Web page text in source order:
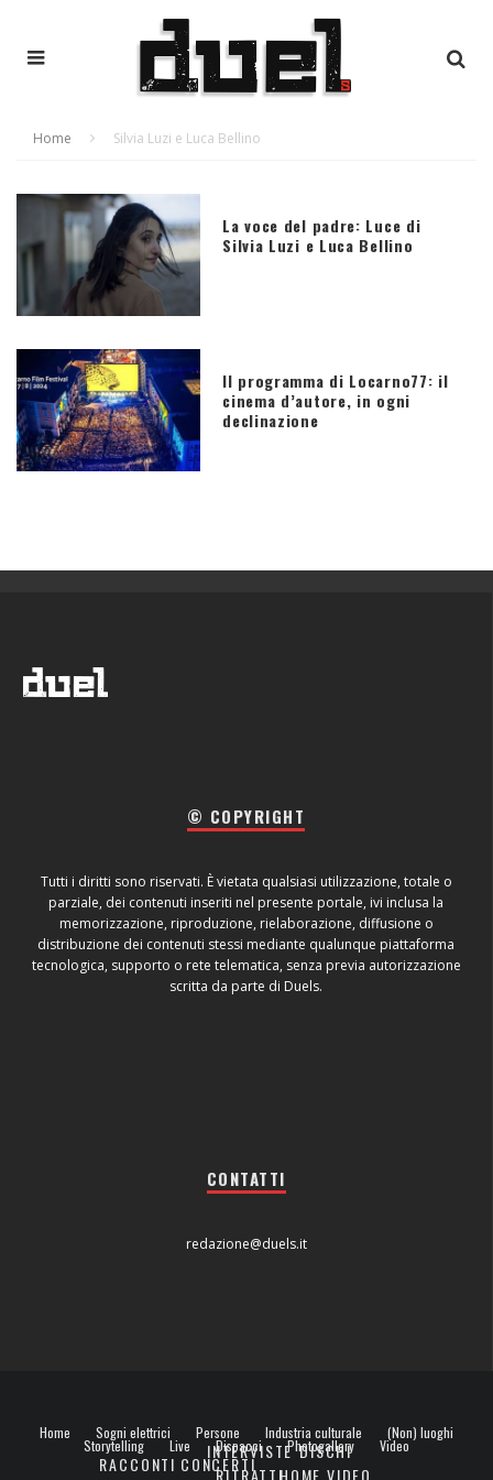
Home Silvia Luzi e Luca Bellino
La voce del padre: Luce di
Silvia Luzi e Luca Bellino
Il programma di Locarno77: il
cinema d’autore, in ogni
declinazione
© COPYRIGHT
Tutti i diritti sono riservati. È vietata qualsiasi utilizzazione, totale o
parziale, dei contenuti inseriti nel presente portale, ivi inclusa la
memorizzazione, riproduzione, rielaborazione, diffusione o
distribuzione dei contenuti stessi mediante qualunque piattaforma
tecnologica, supporto o rete telematica, senza previa autorizzazione
scritta da parte di Duels.
CONTATTI
redazione@duels.it
Home Sogni elettrici Persone
INTERVISTE
Industria culturale
DISCHI
(Non) luoghi
Storytelling
RACCONTI
Live
CONCERTI
Dispacci Photogallery Video